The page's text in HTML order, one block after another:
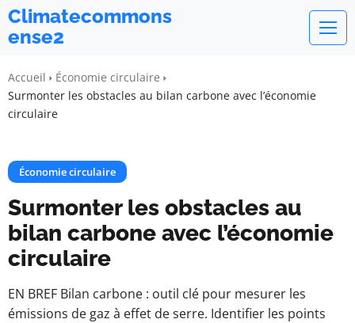
Climatecommons
ense2
Accueil
Économie circulaire
Surmonter les obstacles au bilan carbone avec l’économie
circulaire
Économie circulaire
Surmonter les obstacles au
bilan carbone avec l’économie
circulaire
EN BREF Bilan carbone : outil clé pour mesurer les
émissions de gaz à effet de serre. Identifier les points